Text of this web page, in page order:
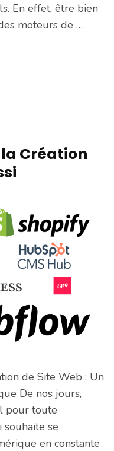
En effet, être bien
moteurs de …
la Création
de Site Web : Un
De nos jours,
pour toute
se
en constante